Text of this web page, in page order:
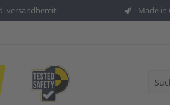
versandbereit Made in